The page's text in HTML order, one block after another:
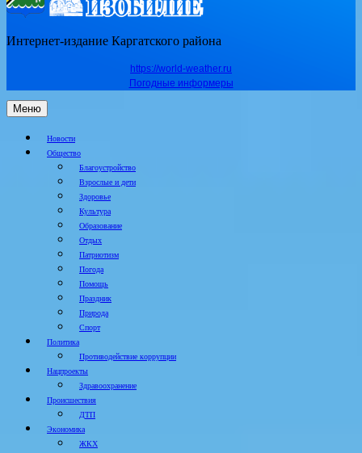
Интернет-издание Каргатского района
https://world-weather.ru
Погодные информеры
Меню
Новости
Общество
Благоустройство
Взрослые и дети
Здоровье
Культура
Образование
Отдых
Патриотизм
Погода
Помощь
Праздник
Природа
Спорт
Политика
Противодействие коррупции
Нацпроекты
Здравоохранение
Происшествия
ДТП
Экономика
ЖКХ